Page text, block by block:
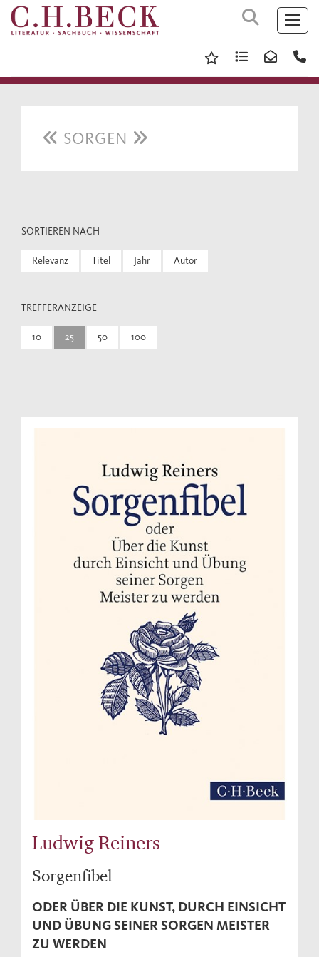
SORGEN
SORTIEREN NACH
Relevanz Titel Jahr Autor
TREFFERANZEIGE
10 25 50 100
Ludwig Reiners
Sorgenfibel
ODER ÜBER DIE KUNST, DURCH EINSICHT
UND ÜBUNG SEINER SORGEN MEISTER
ZU WERDEN